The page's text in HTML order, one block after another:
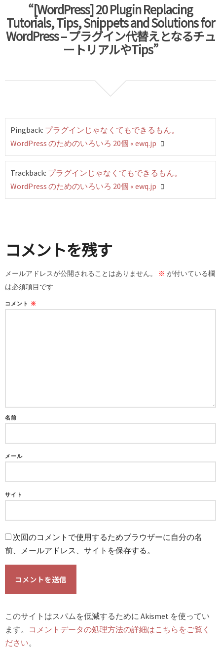
“[WordPress] 20 Plugin Replacing
Tutorials, Tips, Snippets and Solutions for
WordPress – プラグイン代替えとなるチュ
ートリアルやTips”
Pingback: プラグインじゃなくてもできるもん。
WordPress のためのいろいろ 20個 « ewq.jp
Trackback: プラグインじゃなくてもできるもん。
WordPress のためのいろいろ 20個 « ewq.jp
コメントを残す
メールアドレスが公開されることはありません。 ※ が付いている欄
は必須項目です
コメント ※
名前
メール
サイト
次回のコメントで使用するためブラウザーに自分の名
前、メールアドレス、サイトを保存する。
このサイトはスパムを低減するために Akismet を使ってい
ます。 コメントデータの処理方法の詳細はこちらをご覧く
ださい。